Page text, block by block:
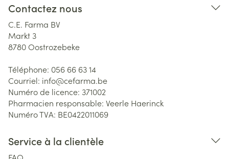
Contactez nous
C.E. Farma BV
Markt 3
8780Oostrozebeke
Téléphone: 056 66 63 14
Courriel: info@cefarma.be
Numéro de licence: 371002
Pharmacien responsable: Veerle Haerinck
Numéro TVA: BE0422011069
Service à la clientèle